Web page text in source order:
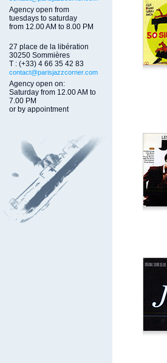
Agency open from
tuesdays to saturday
from 12.00 AM to 8.00 PM
27 place de la libération
30250 Sommières
T : (+33) 4 66 35 42 83
contact@parisjazzcorner.com
Agency open on:
Saturday from 12.00 AM to
7.00 PM
or by appointment